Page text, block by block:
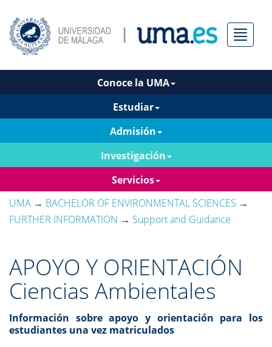
Menú
Conoce la UMA
Estudiar
Admisión
Investigación
Servicios
UMA → BACHELOR OF ENVIRONMENTAL SCIENCES →
FURTHER INFORMATION → Support and Guidance
APOYO Y ORIENTACIÓN
Ciencias Ambientales
Información sobre apoyo y orientación para los
estudiantes una vez matriculados